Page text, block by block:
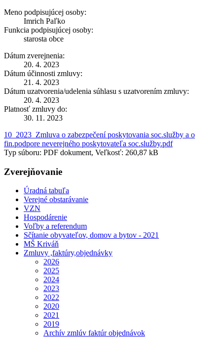
Meno podpisujúcej osoby:
Imrich Paľko
Funkcia podpisujúcej osoby:
starosta obce
Dátum zverejnenia:
20. 4. 2023
Dátum účinnosti zmluvy:
21. 4. 2023
Dátum uzatvorenia/udelenia súhlasu s uzatvorením zmluvy:
20. 4. 2023
Platnosť zmluvy do:
30. 11. 2023
10_2023_Zmluva o zabezpečení poskytovania soc.služby a o
fin.podpore neverejného poskytovateľa soc.služby.pdf
Typ súboru: PDF dokument, Veľkosť: 260,87 kB
Zverejňovanie
Úradná tabuľa
Verejné obstarávanie
VZN
Hospodárenie
Voľby a referendum
Sčítanie obyvateľov, domov a bytov - 2021
MŠ Kriváň
Zmluvy ,faktúry,objednávky
2026
2025
2024
2023
2022
2020
2021
2019
Archív zmlúv faktúr objednávok